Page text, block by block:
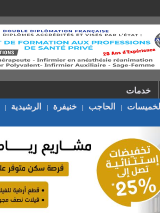
الخميسات الحاجب خنيفرة الرشيدية
خدمات